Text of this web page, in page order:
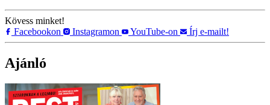
Kövess minket!
Facebookon
Instagramon YouTube-on Írj e-mailt!
Ajánló